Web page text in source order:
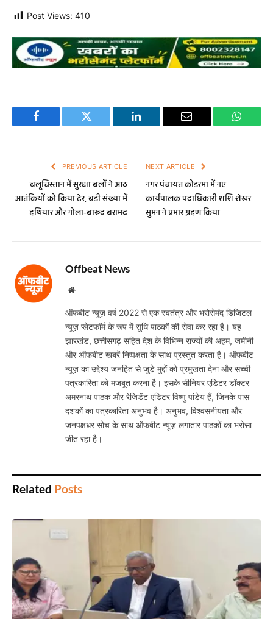
Post Views: 410
Facebook Twitter LinkedIn Email
PREVIOUS ARTICLE
बलूचिस्तान में सुरक्षा बलों ने आठ
आतंकियों को किया ढेर, बड़ी संख्या में
हथियार और गोला-बारूद बरामद
NEXT ARTICLE
नगर पंचायत कोडरमा में नए
कार्यपालक पदाधिकारी शशि शेखर
सुमन ने प्रभार ग्रहण किया
Offbeat News
Website
ऑफबीट न्यूज़ वर्ष 2022 से एक स्वतंत्र और भरोसेमंद डिजिटल
न्यूज़ प्लेटफॉर्म के रूप में सुधि पाठकों की सेवा कर रहा है। यह
झारखंड, छत्तीसगढ़ सहित देश के विभिन्न राज्यों की अहम, जमीनी
और ऑफबीट खबरें निष्पक्षता के साथ प्रस्तुत करता है। ऑफबीट
न्यूज़ का उद्देश्य जनहित से जुड़े मुद्दों को प्रमुखता देना और सच्ची
पत्रकारिता को मजबूत करना है। इसके सीनियर एडिटर डॉक्टर
अमरनाथ पाठक और रेजिडेंट एडिटर विष्णु पांडेय हैं, जिनके पास
दशकों का पत्रकारिता अनुभव है। अनुभव, विश्वसनीयता और
जनपक्षधर सोच के साथ ऑफबीट न्यूज़ लगातार पाठकों का भरोसा
जीत रहा है।
Related Posts